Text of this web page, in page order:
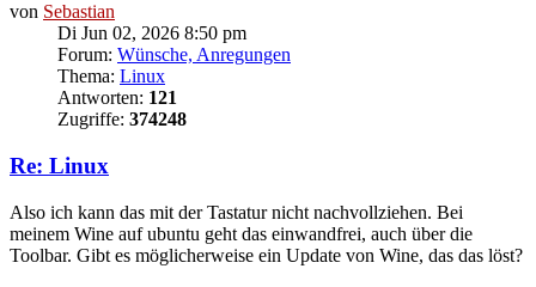
von Sebastian
Di Jun 02, 2026 8:50 pm
Forum: Wünsche, Anregungen
Thema: Linux
Antworten: 121
Zugriffe: 374248
Re: Linux
Also ich kann das mit der Tastatur nicht nachvollziehen. Bei
meinem Wine auf ubuntu geht das einwandfrei, auch über die
Toolbar. Gibt es möglicherweise ein Update von Wine, das das löst?